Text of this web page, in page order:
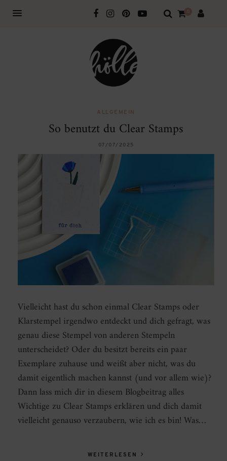
0
ALLGEMEIN
So benutzt du Clear Stamps
07/07/2025
Vielleicht hast du schon einmal Clear Stamps oder
Klarstempel irgendwo entdeckt und dich gefragt, was
genau diese Stempel von anderen Stempeln
unterscheidet? Oder du besitzt bereits ein paar
Exemplare zuhause und weißt aber nicht, was du
damit eigentlich machen kannst (und vor allem wie)?
Dann lass mich dir in diesem Blogbeitrag alles
Wichtige zu Clear Stamps erklären und dich damit
vielleicht genauso verzaubern, wie ich es bin! Was…
WEITERLESEN